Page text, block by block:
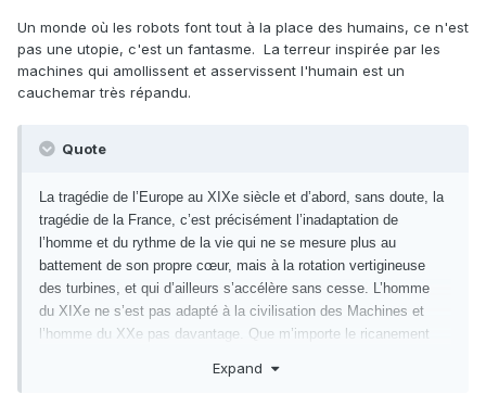
Un monde où les robots font tout à la place des humains, ce n'est
pas une utopie, c'est un fantasme. La terreur inspirée par les
machines qui amollissent et asservissent l'humain est un
cauchemar très répandu.
Quote
La tragédie de l’Europe au XIXe siècle et d’abord, sans doute, la
tragédie de la France, c’est précisément l’inadaptation de
l’homme et du rythme de la vie qui ne se mesure plus au
battement de son propre cœur, mais à la rotation vertigineuse
des turbines, et qui d’ailleurs s’accélère sans cesse. L’homme
du XIXe ne s’est pas adapté à la civilisation des Machines et
l’homme du XXe pas davantage. Que m’importe le ricanement
moins en moins possible. Car les
Expand